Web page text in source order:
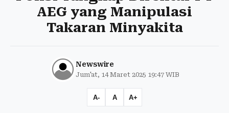
AEG yang Manipulasi
Takaran Minyakita
Newswire
Jum'at, 14 Maret 2025 19:47 WIB
A- A A+